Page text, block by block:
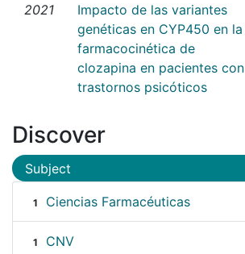
2021
Impacto de las variantes
genéticas en CYP450 en la
farmacocinética de
clozapina en pacientes con
trastornos psicóticos
Discover
Subject
1 Ciencias Farmacéuticas
1 CNV